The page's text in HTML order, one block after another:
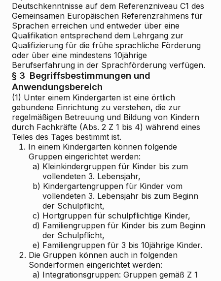
Deutschkenntnisse auf dem Referenzniveau C1 des
Gemeinsamen Europäischen Referenzrahmens für
Sprachen erreichen und entweder über eine
Qualifikation entsprechend dem Lehrgang zur
Qualifizierung für die frühe sprachliche Förderung
oder über eine mindestens 10jährige
Berufserfahrung in der Sprachförderung verfügen.
§ 3 Begriffsbestimmungen und
Anwendungsbereich
(1) Unter einem Kindergarten ist eine örtlich
gebundene Einrichtung zu verstehen, die zur
regelmäßigen Betreuung und Bildung von Kindern
durch Fachkräfte (Abs. 2 Z 1 bis 4) während eines
Teiles des Tages bestimmt ist.
1. In einem Kindergarten können folgende
Gruppen eingerichtet werden:
a) Kleinkindergruppen für Kinder bis zum
vollendeten 3. Lebensjahr,
b) Kindergartengruppen für Kinder vom
vollendeten 3. Lebensjahr bis zum Beginn
der Schulpflicht,
c) Hortgruppen für schulpflichtige Kinder,
d) Familiengruppen für Kinder bis zum Beginn
der Schulpflicht,
e) Familiengruppen für 3 bis 10jährige Kinder.
2. Die Gruppen können auch in folgenden
Sonderformen eingerichtet werden:
a) Integrationsgruppen: Gruppen gemäß Z 1